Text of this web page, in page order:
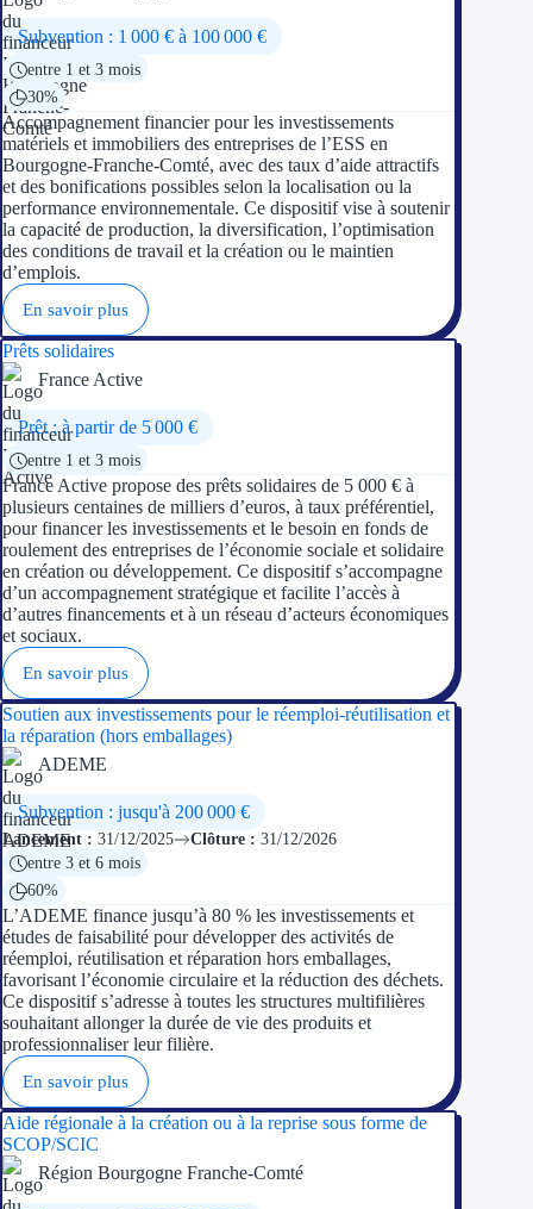
Subvention : 1 000 € à 100 000 €
entre 1 et 3 mois
30%
Accompagnement financier pour les investissements
matériels et immobiliers des entreprises de l’ESS en
Bourgogne-Franche-Comté, avec des taux d’aide attractifs
et des bonifications possibles selon la localisation ou la
performance environnementale. Ce dispositif vise à soutenir
la capacité de production, la diversification, l’optimisation
des conditions de travail et la création ou le maintien
d’emplois.
En savoir plus
Prêts solidaires
France Active
Prêt : à partir de 5 000 €
entre 1 et 3 mois
France Active propose des prêts solidaires de 5 000 € à
plusieurs centaines de milliers d’euros, à taux préférentiel,
pour financer les investissements et le besoin en fonds de
roulement des entreprises de l’économie sociale et solidaire
en création ou développement. Ce dispositif s’accompagne
d’un accompagnement stratégique et facilite l’accès à
d’autres financements et à un réseau d’acteurs économiques
et sociaux.
En savoir plus
Soutien aux investissements pour le réemploi-réutilisation et
la réparation (hors emballages)
ADEME
Subvention : jusqu'à 200 000 €
Lancement : 31/12/2025 Clôture : 31/12/2026
entre 3 et 6 mois
60%
L’ADEME finance jusqu’à 80 % les investissements et
études de faisabilité pour développer des activités de
réemploi, réutilisation et réparation hors emballages,
favorisant l’économie circulaire et la réduction des déchets.
Ce dispositif s’adresse à toutes les structures multifilières
souhaitant allonger la durée de vie des produits et
professionnaliser leur filière.
En savoir plus
Aide régionale à la création ou à la reprise sous forme de
SCOP/SCIC
Région Bourgogne Franche-Comté